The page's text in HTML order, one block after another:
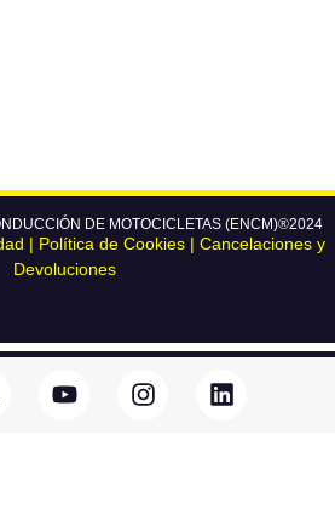
DE MOTOCICLETAS (ENCM)®2024
| Política de Cookies | Cancelaciones y
Devoluciones